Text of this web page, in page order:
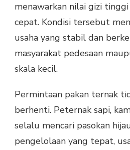
menawarkan nilai gizi
cepat. Kondisi tersebut
usaha yang stabil dan
masyarakat pedesaan
skala kecil.
Permintaan pakan ternak
berhenti. Peternak sapi,
selalu mencari pasokan
pengelolaan yang tepat,